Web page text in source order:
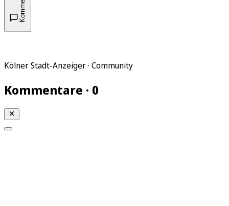
Kölner Stadt-Anzeiger · Community
Kommentare · 0